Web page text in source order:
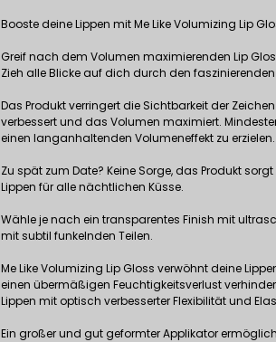
Booste deine Lippen mit Me Like Volumizing Lip
Greif nach dem Volumen maximierenden Lip
Zieh alle Blicke auf dich durch den faszinierenden
Das Produkt verringert die Sichtbarkeit der
verbessert und das Volumen maximiert.
einen langanhaltenden Volumeneffekt zu erzielen.
Zu spät zum Date? Keine Sorge, das Produkt
Lippen für alle nächtlichen Küsse.
Wähle je nach ein transparentes Finish mit
mit subtil funkelnden Teilen.
Me Like Volumizing Lip Gloss verwöhnt deine
einen übermäßigen Feuchtigkeitsverlust
Lippen mit optisch verbesserter Flexibilität und
Ein großer und gut geformter Applikator